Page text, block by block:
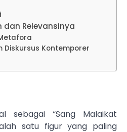
dan Relevansinya
Diskursus Kontemporer
sebagai “Sang Malaikat
satu figur yang paling